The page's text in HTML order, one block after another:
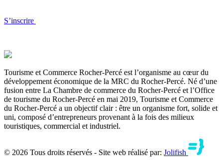
S’inscrire
Tourisme et Commerce Rocher-Percé est l’organisme au cœur du
développement économique de la MRC du Rocher-Percé. Né d’une
fusion entre La Chambre de commerce du Rocher-Percé et l’Office
de tourisme du Rocher-Percé en mai 2019, Tourisme et Commerce
du Rocher-Percé a un objectif clair : être un organisme fort, solide et
uni, composé d’entrepreneurs provenant à la fois des milieux
touristiques, commercial et industriel.
© 2026 Tous droits réservés - Site web réalisé par: Jolifish